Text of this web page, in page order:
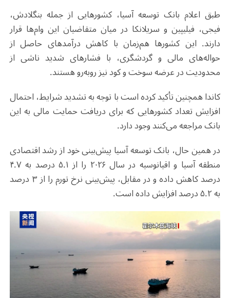
طبق اعلام بانک توسعه آسیا، کشورهایی از جمله بنگلادش،
فیجی، فیلیپین و سریلانکا در میان متقاضیان این وام‌ها قرار
دارند. این کشورها هم‌زمان با کاهش درآمدهای حاصل از
حواله‌های مالی و گردشگری، با فشارهای شدید ناشی از
محدودیت در عرضه سوخت و کود نیز روبه‌رو هستند.
کاندا همچنین تأکید کرده است با توجه به تشدید شرایط، احتمال
افزایش تعداد کشورهایی که برای دریافت حمایت مالی به این
بانک مراجعه می‌کنند وجود دارد.
در همین حال، بانک توسعه آسیا پیش‌بینی خود از رشد اقتصادی
منطقه آسیا و اقیانوسیه در سال ۲۰۲۶ را از ۵.۱ درصد به ۴.۷
درصد کاهش داده و در مقابل، پیش‌بینی نرخ تورم را از ۳ درصد
به ۵.۲ درصد افزایش داده است.